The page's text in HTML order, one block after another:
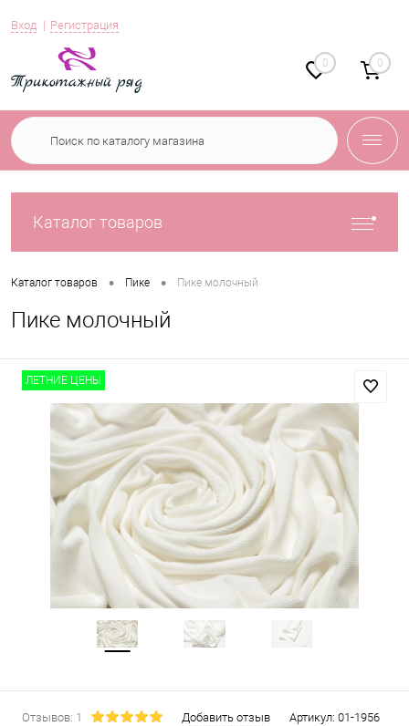
Вход Регистрация
0 0
Каталог товаров
Каталог товаров • Пике • Пике молочный
Пике молочный
ЛЕТНИЕ ЦЕНЫ
Отзывов: 1 Добавить отзыв Артикул: 01-1956